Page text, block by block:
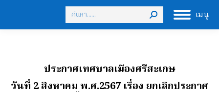
เมนู
Search:
ประกาศเทศบาลเมืองศรีสะเกษ
วันที่ 2 สิงหาคม พ.ศ.2567 เรื่อง ยกเลิกประกาศ